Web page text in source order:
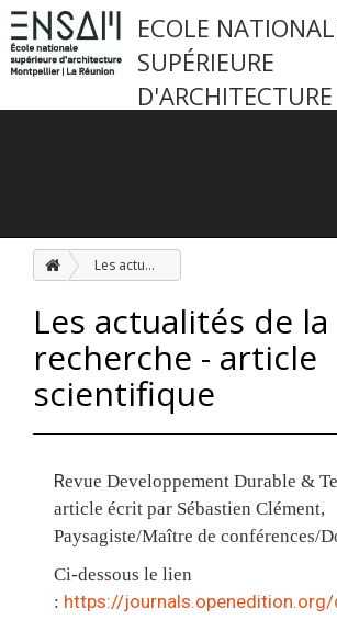
ECOLE
SUPÉRIEURE
Les actualités de la recherche - article scientifique
Les actualités de la
recherche - article
scientifique
Revue Developpement Durable &
article écrit par Sébastien Clément,
Paysagiste/Maître de conférences/
Ci-dessous le lien
: https://